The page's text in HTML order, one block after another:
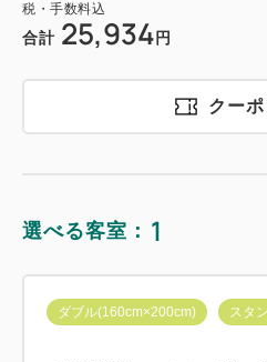
税・手数料込
合計 25,934 円
クー
選べる客室： 1
ダブル(160cm×200cm) スタ